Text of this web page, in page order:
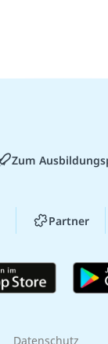
Zum
Partner
Datenschutz